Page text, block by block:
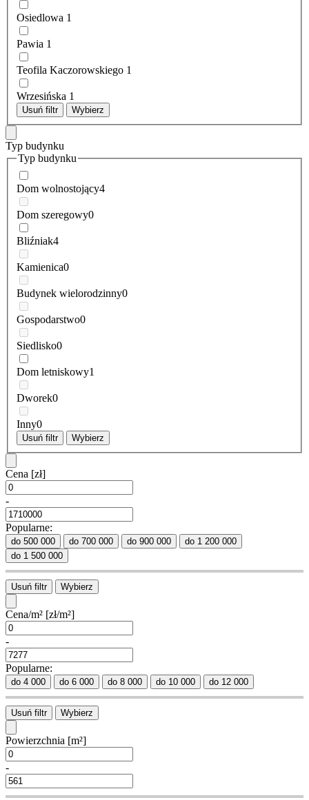
Osiedlowa 1
Pawia 1
Teofila Kaczorowskiego 1
Wrzesińska 1
Usuń filtr Wybierz
Typ budynku
Typ budynku
Dom wolnostojący4
Dom szeregowy0
Bliźniak4
Kamienica0
Budynek wielorodzinny0
Gospodarstwo0
Siedlisko0
Dom letniskowy1
Dworek0
Inny0
Usuń filtr Wybierz
Cena [zł]
-
Popularne:
do 500 000 do 700 000 do 900 000
do 1 200 000
do 1 500 000
Usuń filtr Wybierz
Cena/m² [zł/m²]
-
Popularne:
do 4 000 do 6 000 do 8 000 do 10 000 do 12 000
Usuń filtr Wybierz
Powierzchnia [m²]
-